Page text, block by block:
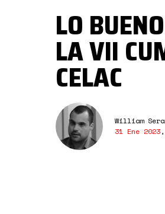
LO
LA VII
CELAC
William
31 Ene 2023,